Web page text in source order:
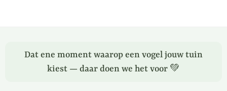
Dat ene moment waarop een vogel jouw tuin
kiest — daar doen we het voor 💚